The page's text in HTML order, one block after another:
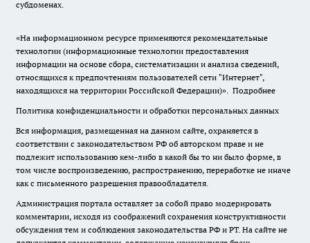
субдоменах.
«На информационном ресурсе применяются рекомендательные
технологии (информационные технологии предоставления
информации на основе сбора, систематизации и анализа сведений,
относящихся к предпочтениям пользователей сети "Интернет",
находящихся на территории Российской Федерации)». Подробнее
Политика конфиденциальности и обработки персональных данных
Вся информация, размещенная на данном сайте, охраняется в
соответствии с законодательством РФ об авторском праве и не
подлежит использованию кем-либо в какой бы то ни было форме, в
том числе воспроизведению, распространению, переработке не иначе
как с письменного разрешения правообладателя.
Администрация портала оставляет за собой право модерировать
комментарии, исходя из соображений сохранения конструктивности
обсуждения тем и соблюдения законодательства РФ и РТ. На сайте не